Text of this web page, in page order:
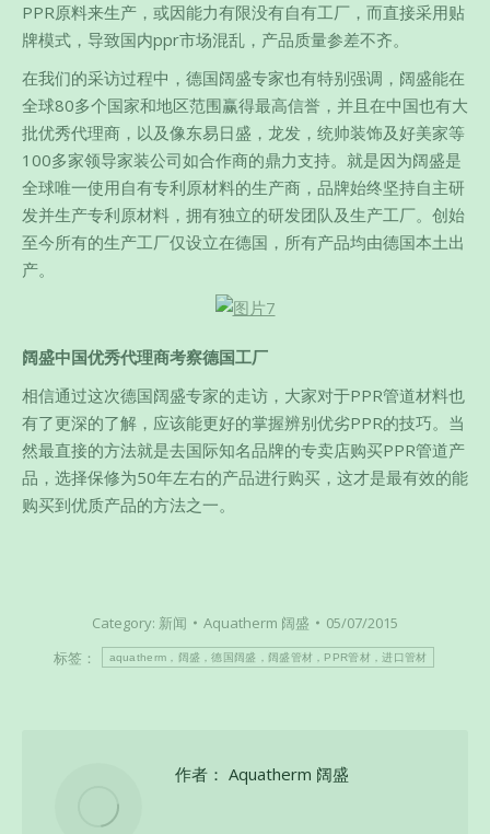
PPR原料来生产，或因能力有限没有自有工厂，而直接采用贴
牌模式，导致国内ppr市场混乱，产品质量参差不齐。
在我们的采访过程中，德国阔盛专家也有特别强调，阔盛能在
全球80多个国家和地区范围赢得最高信誉，并且在中国也有大
批优秀代理商，以及像东易日盛，龙发，统帅装饰及好美家等
100多家领导家装公司如合作商的鼎力支持。就是因为阔盛是
全球唯一使用自有专利原材料的生产商，品牌始终坚持自主研
发并生产专利原材料，拥有独立的研发团队及生产工厂。创始
至今所有的生产工厂仅设立在德国，所有产品均由德国本土出
产。
阔盛中国优秀代理商考察德国工厂
相信通过这次德国阔盛专家的走访，大家对于PPR管道材料也
有了更深的了解，应该能更好的掌握辨别优劣PPR的技巧。当
然最直接的方法就是去国际知名品牌的专卖店购买PPR管道产
品，选择保修为50年左右的产品进行购买，这才是最有效的能
购买到优质产品的方法之一。
Category: 新闻 Aquatherm 阔盛
05/07/2015
标签：
aquatherm，阔盛，德国阔盛，阔盛管材，PPR管材，进口管材
作者： Aquatherm 阔盛